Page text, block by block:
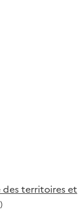
territoires et